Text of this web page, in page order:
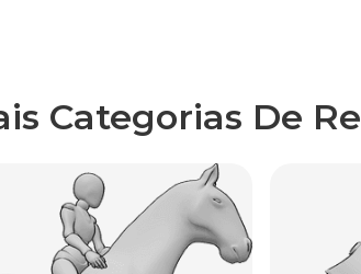
Categorias De